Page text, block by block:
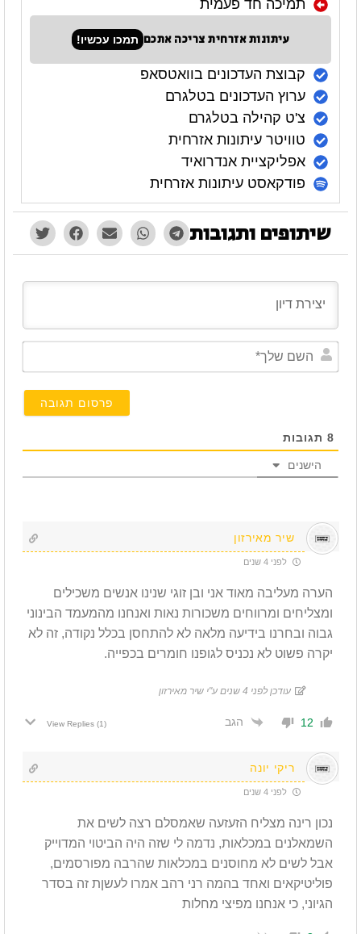
תמיכה חד פעמית
עיתונות אזרחית צריכה אתכם תמכו עכשיו!
קבוצת העדכונים בוואטסאפ
ערוץ העדכונים בטלגרם
צ'ט קהילה בטלגרם
טוויטר עיתונות אזרחית
אפליקציית אנדרואיד
פודקאסט עיתונות אזרחית
שיתופים ותגובות
8 תגובות
הישנים
שיר מאירזון
לפני 4 שנים
הערה מעליבה מאוד אני ובן זוגי שנינו אנשים משכילים
ומצליחים ומרווחים משכורות נאות ואנחנו מהמעמד הבינוני
גבוה ובחרנו בידיעה מלאה לא להתחסן בכלל נקודה, זה לא
יקרה פשוט לא נכניס לגופנו חומרים בכפייה.
עודכן לפני 4 שנים ע"י שיר מאירזון
12 הגב View Replies (1)
ריקי יונה
לפני 4 שנים
נכון רינה מצליח הזעזעה שאמסלם רצה לשים את
השמאלנים במכלאות, נדמה לי שזה היה הביטוי המדוייק
אבל לשים לא מחוסנים במכלאות שהרבה מפורסמים,
פוליטיקאים ואחד בהמה רני רהב אמרו לעשןת זה בסדר
הגיוני, כי אנחנו מפיצי מחלות